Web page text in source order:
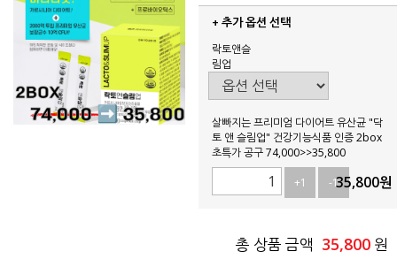
+ 추가 옵션 선택
락토앤슬
림업
살빠지는 프리미엄 다이어트 유산균 "닥
토 앤 슬림업" 건강기능식품 인증 2box
초특가 공구 74,000>>35,800
+1
-135,800원
총 상품 금액 35,800 원